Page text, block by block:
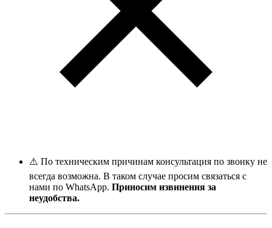
⚠️ По техническим причинам консультация по звонку не
всегда возможна. В таком случае просим связаться с
нами по WhatsApp. Приносим извинения за
неудобства.